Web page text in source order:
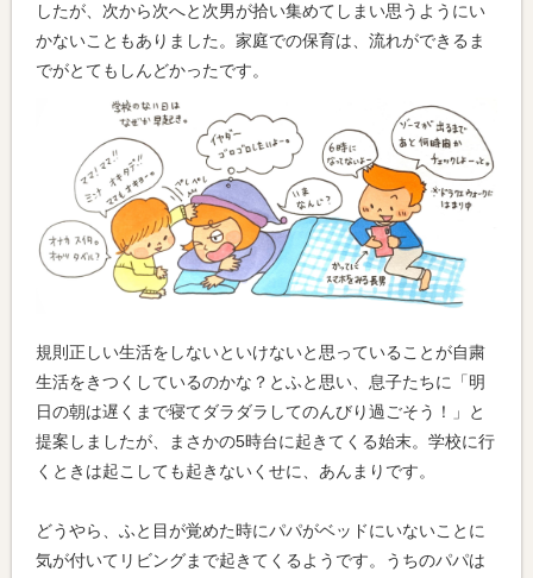
したが、次から次へと次男が拾い集めてしまい思うようにい
かないこともありました。家庭での保育は、流れができるま
でがとてもしんどかったです。
規則正しい生活をしないといけないと思っていることが自粛
生活をきつくしているのかな？とふと思い、息子たちに「明
日の朝は遅くまで寝てダラダラしてのんびり過ごそう！」と
提案しましたが、まさかの5時台に起きてくる始末。学校に行
くときは起こしても起きないくせに、あんまりです。
どうやら、ふと目が覚めた時にパパがベッドにいないことに
気が付いてリビングまで起きてくるようです。うちのパパは